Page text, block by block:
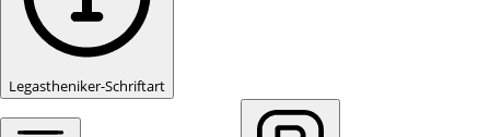
Legastheniker-Schriftart